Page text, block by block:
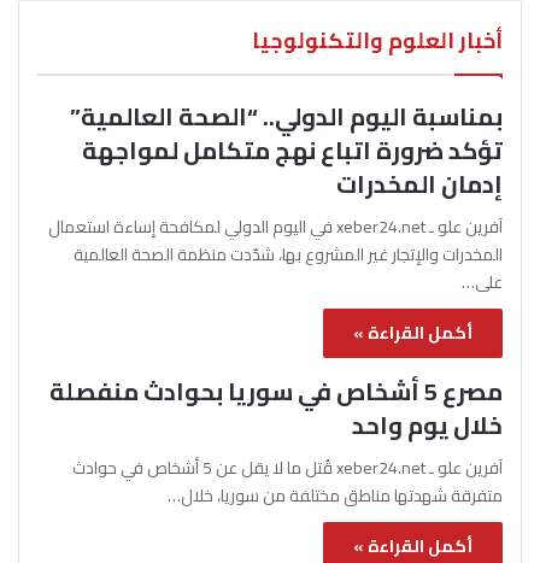
أخبار العلوم والتكنولوجيا
بمناسبة اليوم الدولي.. “الصحة العالمية”
تؤكد ضرورة اتباع نهج متكامل لمواجهة
إدمان المخدرات
آفرين علو ـ xeber24.net في اليوم الدولي لمكافحة إساءة استعمال
المخدرات والإتجار غير المشروع بها، شدّدت منظمة الصحة العالمية
على…
أكمل القراءة »
مصرع 5 أشخاص في سوريا بحوادث منفصلة
خلال يوم واحد
آفرين علو ـ xeber24.net قُتل ما لا يقل عن 5 أشخاص في حوادث
متفرقة شهدتها مناطق مختلفة من سوريا، خلال…
أكمل القراءة »